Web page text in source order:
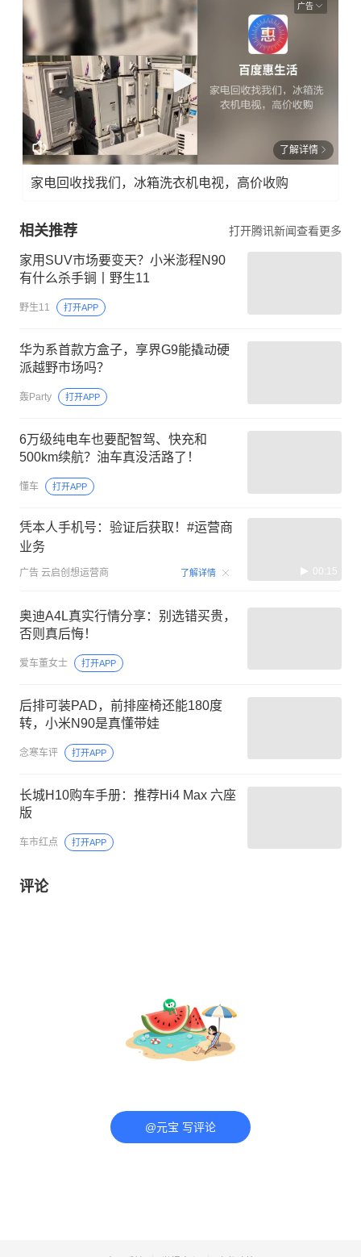
广告
了解详情
家电回收找我们，冰箱洗衣机电视，高价收购
相关推荐 打开腾讯新闻查看更多
家用SUV市场要变天？小米澎程N90
有什么杀手锏丨野生11
野生11 打开APP
华为系首款方盒子，享界G9能撬动硬
派越野市场吗？
轰Party 打开APP
6万级纯电车也要配智驾、快充和
500km续航？油车真没活路了！
懂车 打开APP
凭本人手机号：验证后获取！#运营商
业务
广告 云启创想运营商 了解详情 00:15
奥迪A4L真实行情分享：别选错买贵，
否则真后悔！
爱车董女士 打开APP
后排可装PAD，前排座椅还能180度
转，小米N90是真懂带娃
念寒车评 打开APP
长城H10购车手册：推荐Hi4 Max 六座
版
车市红点 打开APP
评论
@元宝 写评论